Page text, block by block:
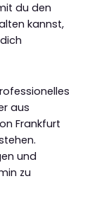
du den
kannst,
aus
Frankfurt
und
zu